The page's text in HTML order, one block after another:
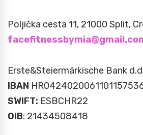
Poljička cesta 11, 21000 Split,
Erste&Steiermärkische Bank
IBAN
SWIFT: ESBCHR22
OIB: 21434508418